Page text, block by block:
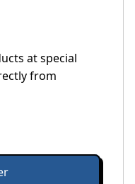
at special
from